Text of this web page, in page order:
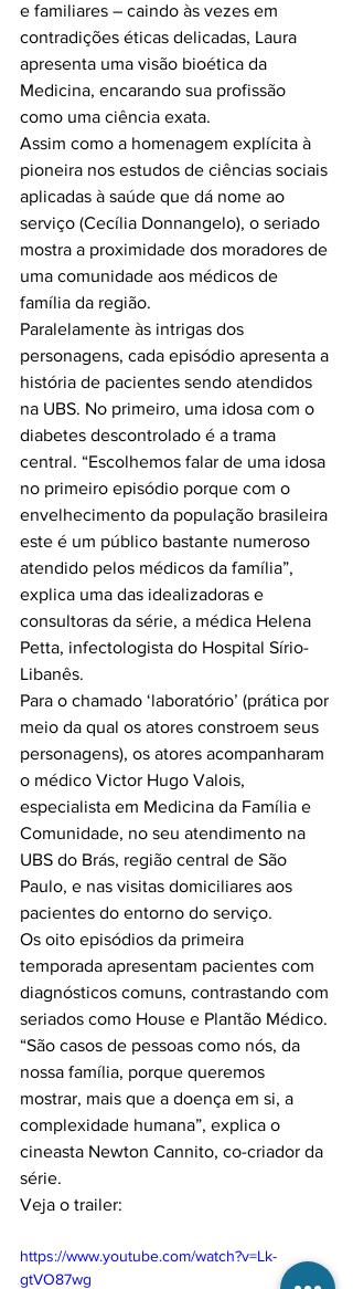
e familiares – caindo às vezes em
contradições éticas delicadas, Laura
apresenta uma visão bioética da
Medicina, encarando sua profissão
como uma ciência exata.
Assim como a homenagem explícita à
pioneira nos estudos de ciências sociais
aplicadas à saúde que dá nome ao
serviço (Cecília Donnangelo), o seriado
mostra a proximidade dos moradores de
uma comunidade aos médicos de
família da região.
Paralelamente às intrigas dos
personagens, cada episódio apresenta a
história de pacientes sendo atendidos
na UBS. No primeiro, uma idosa com o
diabetes descontrolado é a trama
central. “Escolhemos falar de uma idosa
no primeiro episódio porque com o
envelhecimento da população brasileira
este é um público bastante numeroso
atendido pelos médicos da família”,
explica uma das idealizadoras e
consultoras da série, a médica Helena
Petta, infectologista do Hospital Sírio-
Libanês.
Para o chamado ‘laboratório’ (prática por
meio da qual os atores constroem seus
personagens), os atores acompanharam
o médico Victor Hugo Valois,
especialista em Medicina da Família e
Comunidade, no seu atendimento na
UBS do Brás, região central de São
Paulo, e nas visitas domiciliares aos
pacientes do entorno do serviço.
Os oito episódios da primeira
temporada apresentam pacientes com
diagnósticos comuns, contrastando com
seriados como House e Plantão Médico.
“São casos de pessoas como nós, da
nossa família, porque queremos
mostrar, mais que a doença em si, a
complexidade humana”, explica o
cineasta Newton Cannito, co-criador da
série.
https://www.youtube.com/watch?v=Lk-
gtVO87wg